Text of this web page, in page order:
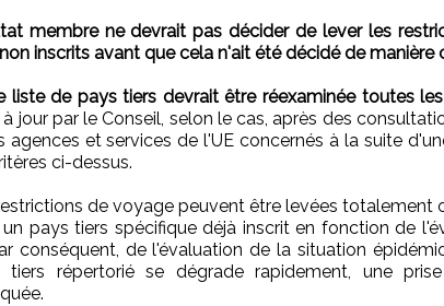
membre ne devrait pas décider de lever les
inscrits avant que cela n'ait été décidé de manière
liste de pays tiers devrait être réexaminée toutes
jour par le Conseil, selon le cas, après des
agences et services de l'UE concernés à la suite
ci-dessus.
de voyage peuvent être levées totalement
pays tiers spécifique déjà inscrit en fonction de
conséquent, de l'évaluation de la situation
tiers répertorié se dégrade rapidement, une